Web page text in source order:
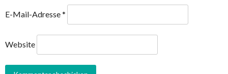
E-Mail-Adresse*
Website